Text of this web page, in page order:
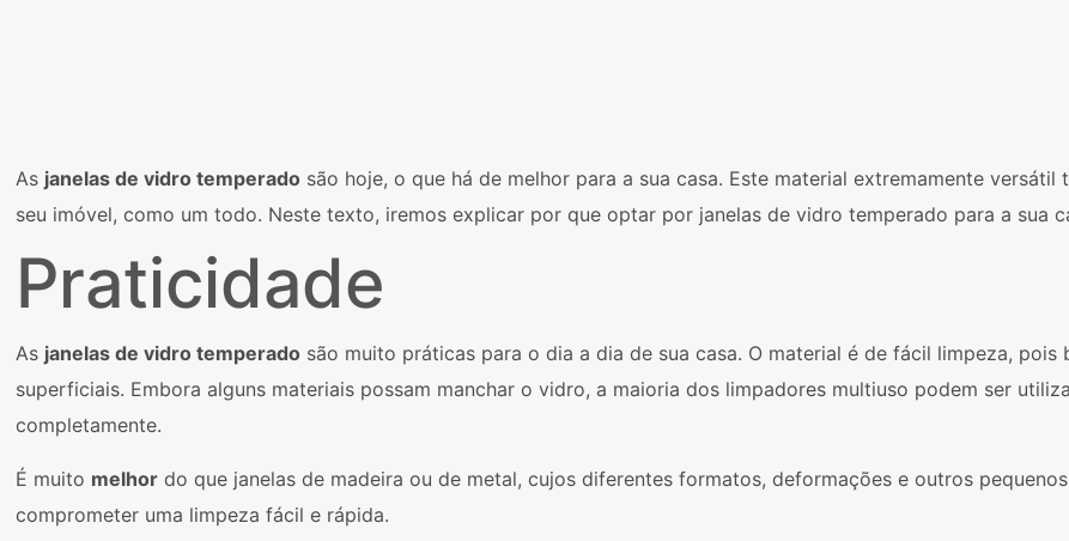
As janelas de vidro temperado são hoje, o que há de melhor para a sua casa. Este material extremamente
seu imóvel, como um todo. Neste texto, iremos explicar por que optar por janelas de vidro temperado para a sua
Praticidade
As janelas de vidro temperado são muito práticas para o dia a dia de sua casa. O material é de fácil limpeza,
superficiais. Embora alguns materiais possam manchar o vidro, a maioria dos limpadores multiuso podem ser
completamente.
É muito melhor do que janelas de madeira ou de metal, cujos diferentes formatos, deformações e outros
comprometer uma limpeza fácil e rápida.